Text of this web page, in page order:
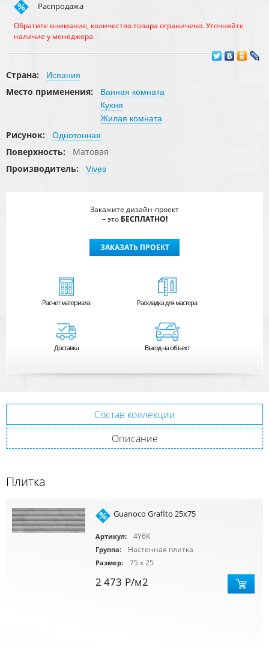
Распродажа
Обратите внимание, количество товара ограничено. Уточняйте
наличие у менеджера.
Страна: Испания
Место применения:
Ванная комната
Кухня
Жилая комната
Рисунок: Однотонная
Поверхность:
Матовая
Производитель:
Vives
Закажите дизайн-проект
– это БЕСПЛАТНО!
ЗАКАЗАТЬ ПРОЕКТ
Расчетматериала Раскладка для мастера
Доставка Выезд на объект
Состав коллекции
Описание
Плитка
Guanoco Grafito 25x75
Артикул: 4Y6K
Группа: Настенная плитка
Размер: 75 x 25
2 473 Р/м2